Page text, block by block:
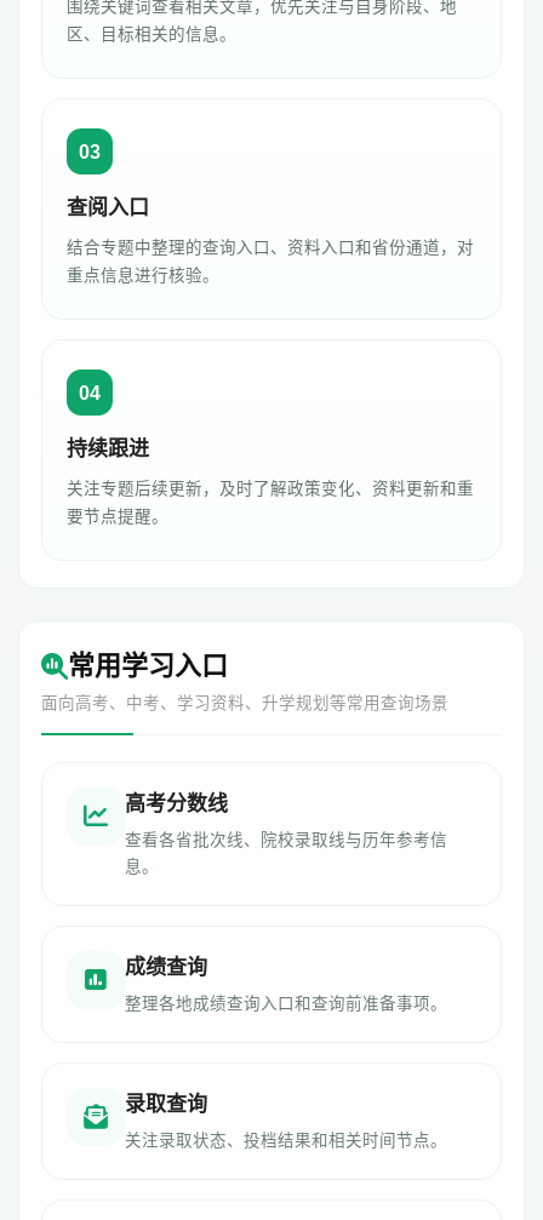
围绕关键词查看相关文章，优先关注与自身阶段、地
区、目标相关的信息。
03
查阅入口
结合专题中整理的查询入口、资料入口和省份通道，对
重点信息进行核验。
04
持续跟进
关注专题后续更新，及时了解政策变化、资料更新和重
要节点提醒。
常用学习入口
面向高考、中考、学习资料、升学规划等常用查询场景
高考分数线
查看各省批次线、院校录取线与历年参考信
息。
成绩查询
整理各地成绩查询入口和查询前准备事项。
录取查询
关注录取状态、投档结果和相关时间节点。